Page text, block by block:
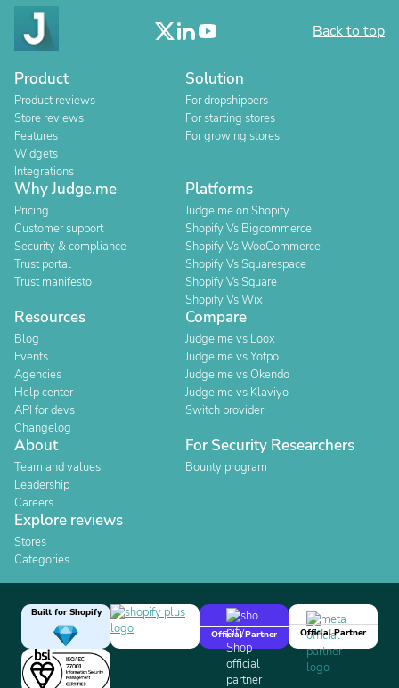
Back to top
Product
Product reviews
Store reviews
Features
Widgets
Integrations
Solution
For dropshippers
For starting stores
For growing stores
Why Judge.me
Pricing
Customer support
Security & compliance
Trust portal
Trust manifesto
Platforms
Judge.me on Shopify
Shopify Vs Bigcommerce
Shopify Vs WooCommerce
Shopify Vs Squarespace
Shopify Vs Square
Shopify Vs Wix
Resources
Blog
Events
Agencies
Help center
API for devs
Changelog
Compare
Judge.me vs Loox
Judge.me vs Yotpo
Judge.me vs Okendo
Judge.me vs Klaviyo
Switch provider
About
Team and values
Leadership
Careers
For Security Researchers
Bounty program
Explore reviews
Stores
Categories
Built for Shopify
Official Partner
Official Partner